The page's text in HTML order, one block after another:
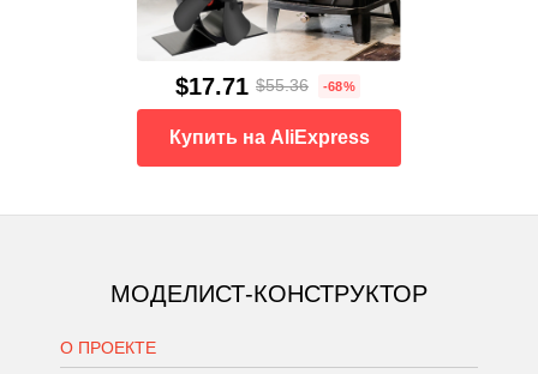
$17.71 $55.36 -68%
Купить на AliExpress
МОДЕЛИСТ-КОНСТРУКТОР
О ПРОЕКТЕ